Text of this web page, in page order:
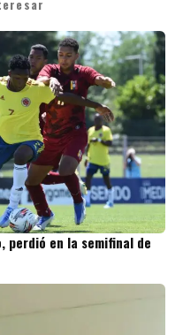
perdió en la semifinal de